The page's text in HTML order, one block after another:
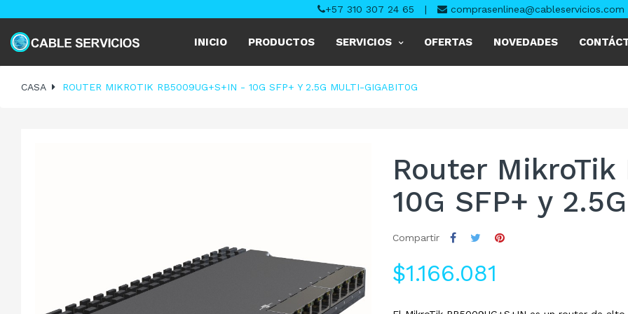
+57 310 307 24 65 | comprasenlinea@cableservicios.com
INICIO PRODUCTOS SERVICIOS OFERTAS NOVEDADES
CASA ROUTER MIKROTIK RB5009UG+S+IN - 10G SFP+ Y 2.5G MULTI-GIGABIT0G
Router MikroTik
10G SFP+ y
Compartir
$1.166.081